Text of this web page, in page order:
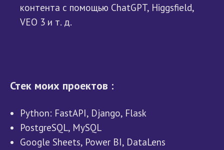
Python: FastAPI, Django, Flask
PostgreSQL, MySQL
Google Sheets, Power BI, DataLens
контента с помощью ChatGPT, Higgsfield,
VEO 3 и т. д.
Стек моих проектов :